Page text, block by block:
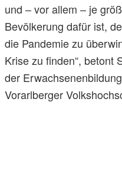
und – vor allem – je
Bevölkerung dafür ist,
die Pandemie zu
Krise zu finden“, betont
der
Vorarlberger